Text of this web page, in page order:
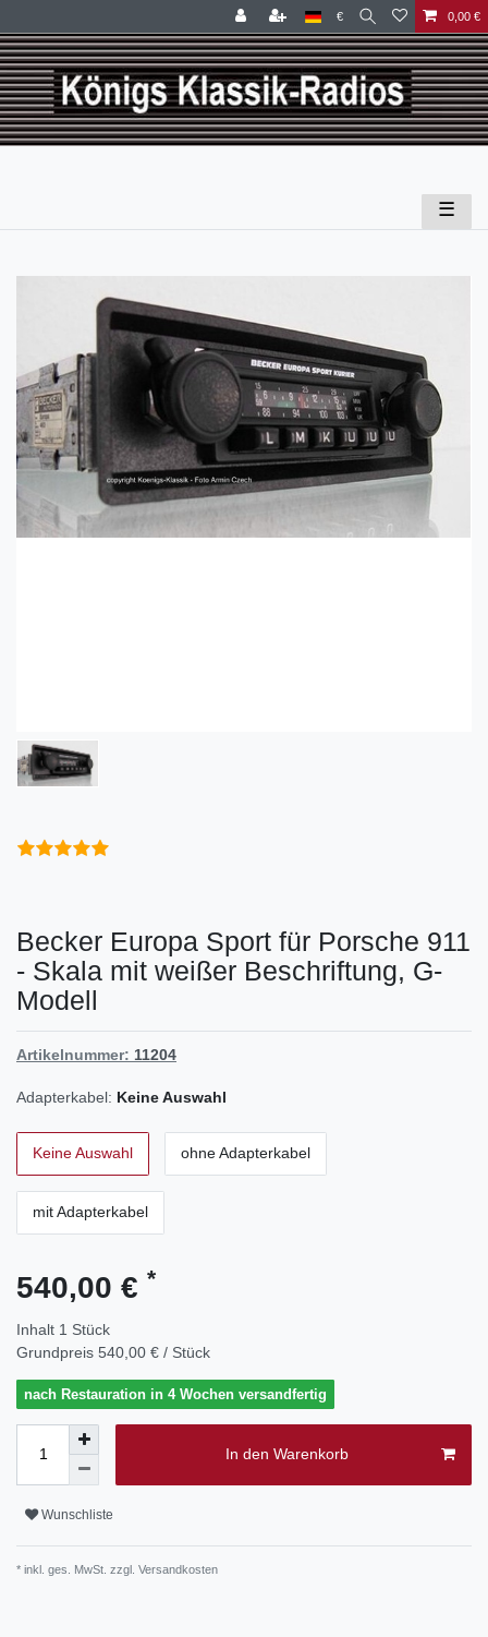
€ 0,00 €
☰
Becker Europa Sport für Porsche 911
- Skala mit weißer Beschriftung, G-
Modell
Artikelnummer: 11204
Adapterkabel: Keine Auswahl
Keine Auswahl ohne Adapterkabel
mit Adapterkabel
540,00 € *
Inhalt 1 Stück
Grundpreis 540,00 € / Stück
nach Restauration in 4 Wochen versandfertig
In den Warenkorb
Wunschliste
* inkl. ges. MwSt. zzgl. Versandkosten